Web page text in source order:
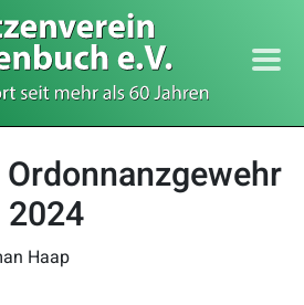
Haap